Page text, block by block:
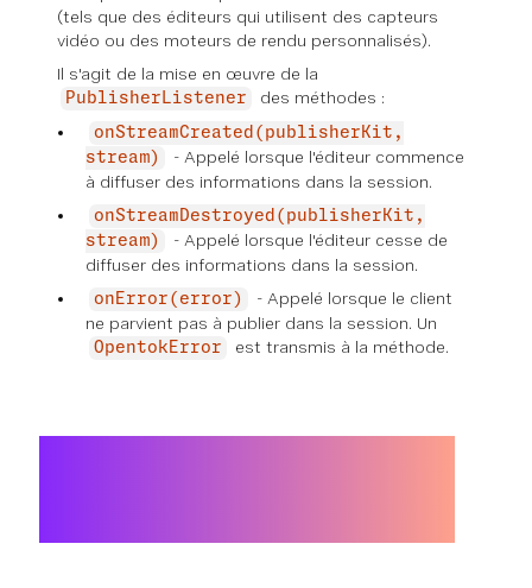
(tels que des éditeurs qui utilisent des capteurs
vidéo ou des moteurs de rendu personnalisés).
Il s'agit de la mise en œuvre de la
PublisherListener des méthodes :
onStreamCreated(publisherKit,
stream)
- Appelé lorsque l'éditeur commence
à diffuser des informations dans la session.
onStreamDestroyed(publisherKit,
stream)
- Appelé lorsque l'éditeur cesse de
diffuser des informations dans la session.
onError(error)
- Appelé lorsque le client
ne parvient pas à publier dans la session. Un
OpentokError est transmis à la méthode.